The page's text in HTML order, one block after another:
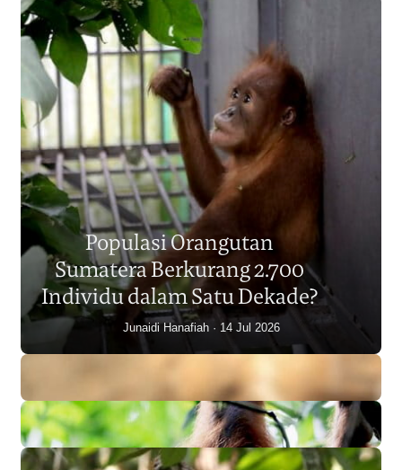
Populasi Orangutan
Sumatera Berkurang 2.700
Individu dalam Satu Dekade?
Junaidi Hanafiah 14 Jul 2026
Kisah Berani, Orangutan
Sumatera yang Mati karena
Gagal Ginjal di Denver Zoo